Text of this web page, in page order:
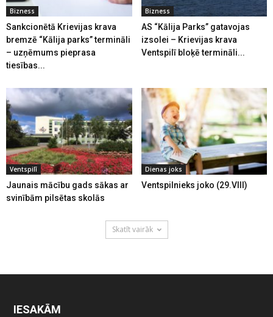
Bizness
Sankcionētā Krievijas krava
bremzē “Kālija parks” termināli
– uzņēmums pieprasa
tiesības...
Bizness
AS “Kālija Parks” gatavojas
izsolei – Krievijas krava
Ventspilī bloķē termināli...
Ventspilī
Jaunais mācību gads sākas ar
svinībām pilsētas skolās
Dienas joks
Ventspilnieks joko (29.VIII)
Skatīt vairāk
IESAKĀM